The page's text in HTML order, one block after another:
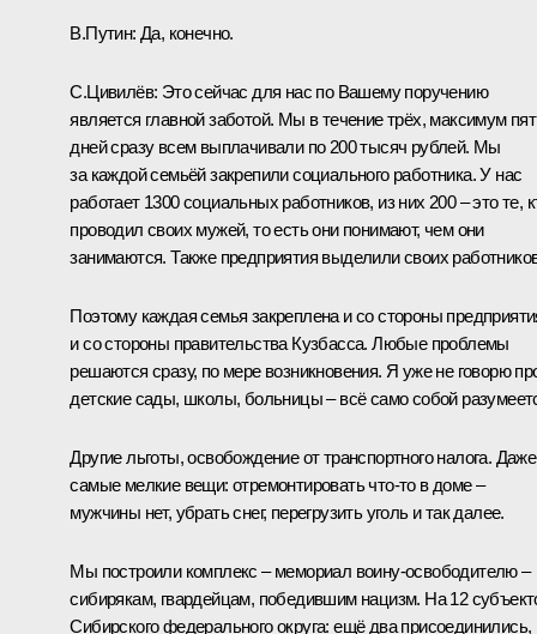
В.Путин: Да, конечно.
С.Цивилёв: Это сейчас для нас по Вашему поручению
является главной заботой. Мы в течение трёх, максимум
дней сразу всем выплачивали по 200 тысяч рублей. Мы
за каждой семьёй закрепили социального работника. У нас
работает 1300 социальных работников, из них 200 – это те,
проводил своих мужей, то есть они понимают, чем они
занимаются. Также предприятия выделили своих
Поэтому каждая семья закреплена и со стороны
и со стороны правительства Кузбасса. Любые проблемы
решаются сразу, по мере возникновения. Я уже не говорю
детские сады, школы, больницы – всё само собой
Другие льготы, освобождение от транспортного налога. Даже
самые мелкие вещи: отремонтировать что-то в доме –
мужчины нет, убрать снег, перегрузить уголь и так далее.
Мы построили комплекс – мемориал воину-освободителю –
сибирякам, гвардейцам, победившим нацизм. На 12
Сибирского федерального округа: ещё два присоединились,